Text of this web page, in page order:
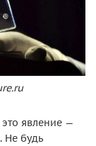
явление —
Не будь